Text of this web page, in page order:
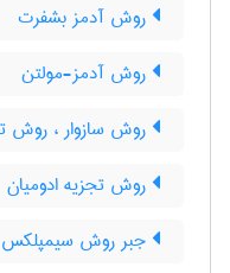
روش آدمز بشفرت
روش آدمز-مولتن
روش سازوار ، روش
روش تجزیه ادومیان
جبر روش سیمپلکس